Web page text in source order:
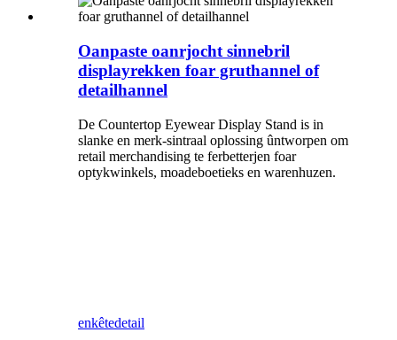
Oanpaste oanrjocht sinnebril
displayrekken foar gruthannel of
detailhannel
De Countertop Eyewear Display Stand is in
slanke en merk-sintraal oplossing ûntworpen om
retail merchandising te ferbetterjen foar
optykwinkels, moadeboetieks en warenhuzen.
enkêtedetail